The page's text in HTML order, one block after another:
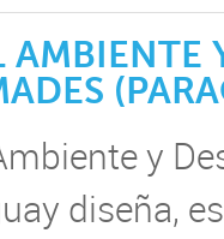
y
diseña,